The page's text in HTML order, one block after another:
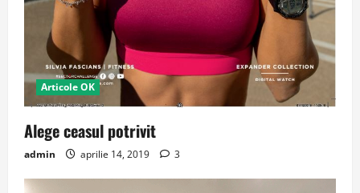
Articole OK
Alege ceasul potrivit
admin aprilie 14, 2019 3